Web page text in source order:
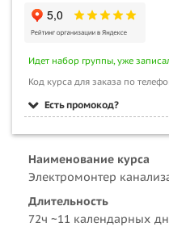
Идет набор группы, уже
Код курса для заказа по
Есть промокод?
Наименование курса
Электромонтер
Длительность
72ч ~11 календарных